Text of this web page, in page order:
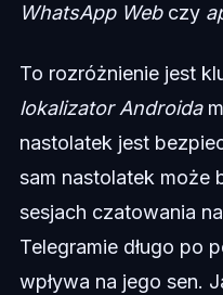
WhatsApp Webczy
To rozróżnienie jest
lokalizator Androida
nastolatek jest
sam nastolatek może
sesjach czatowania na
Telegramie długo po
wpływa na jego sen.